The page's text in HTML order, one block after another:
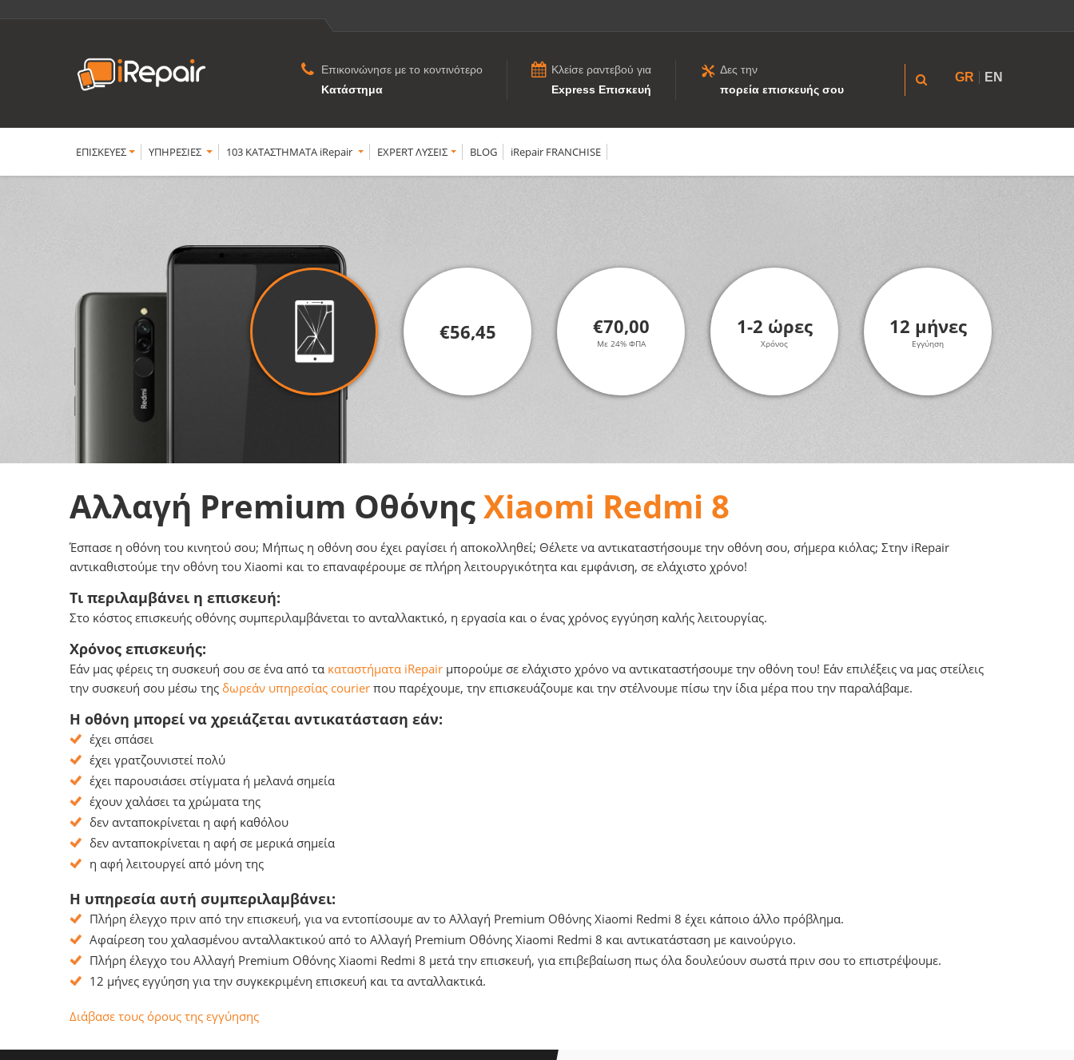
Επικοινώνησε με το κοντινότερο
Κατάστημα
Κλείσε ραντεβού για
Express Επισκευή
Δες την
πορεία επισκευής σου
GR EN
ΕΠΙΣΚΕΥΕΣ YΠΗΡΕΣΙΕΣ 103 ΚΑΤΑΣΤΗΜΑΤΑ iRepair EXPERT ΛΥΣΕΙΣ BLOG iRepair FRANCHISE
€56,45 €70,00
Με 24% ΦΠΑ
1-2 ώρες
Χρόνος
12 μήνες
Εγγύηση
Αλλαγή Premium ΟθόνηςXiaomi Redmi 8
Έσπασε η οθόνη του κινητού σου; Μήπως η οθόνη σου έχει ραγίσει ή αποκολληθεί; Θέλετε να αντικαταστήσουμε την οθόνη σου, σήμερα κιόλας; Στην iRepair
αντικαθιστούμε την οθόνη του Xiaomi και το επαναφέρουμε σε πλήρη λειτουργικότητα και εμφάνιση, σε ελάχιστο χρόνο!
Τι περιλαμβάνει η επισκευή:
Στο κόστος επισκευής οθόνης συμπεριλαμβάνεται το ανταλλακτικό, η εργασία και o ένας χρόνος εγγύηση καλής λειτουργίας.
Χρόνος επισκευής:
Εάν μας φέρεις τη συσκευή σου σε ένα από τα καταστήματα iRepair μπορούμε σε ελάχιστο χρόνο να αντικαταστήσουμε την οθόνη του! Εάν επιλέξεις να μας στείλεις
την συσκευή σου μέσω της δωρεάν υπηρεσίας courier που παρέχουμε, την επισκευάζουμε και την στέλνουμε πίσω την ίδια μέρα που την παραλάβαμε.
Η οθόνη μπορεί να χρειάζεται αντικατάσταση εάν:
έχει σπάσει
έχει γρατζουνιστεί πολύ
έχει παρουσιάσει στίγματα ή μελανά σημεία
έχουν χαλάσει τα χρώματα της
δεν ανταποκρίνεται η αφή καθόλου
δεν ανταποκρίνεται η αφή σε μερικά σημεία
η αφή λειτουργεί από μόνη της
Η υπηρεσία αυτή συμπεριλαμβάνει:
Πλήρη έλεγχο πριν από την επισκευή, για να εντοπίσουμε αν το Αλλαγή Premium Οθόνης Xiaomi Redmi 8 έχει κάποιο άλλο πρόβλημα.
Αφαίρεση του χαλασμένου ανταλλακτικού από το Αλλαγή Premium Οθόνης Xiaomi Redmi 8 και αντικατάσταση με καινούργιο.
Πλήρη έλεγχο του Αλλαγή Premium Οθόνης Xiaomi Redmi 8 μετά την επισκευή, για επιβεβαίωση πως όλα δουλεύουν σωστά πριν σου το επιστρέψουμε.
12 μήνες εγγύηση για την συγκεκριμένη επισκευή και τα ανταλλακτικά.
Διάβασε τους όρους της εγγύησης